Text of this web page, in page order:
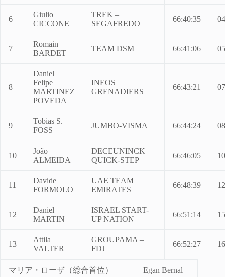
6
Giulio
CICCONE
TREK –
SEGAFREDO
66:40:35
7
Romain
BARDET
TEAM DSM 66:41:06
8
Daniel
Felipe
MARTINEZ
POVEDA
INEOS
GRENADIERS
66:43:21
9
Tobias S.
FOSS
JUMBO-VISMA 66:44:24
10
João
ALMEIDA
DECEUNINCK –
QUICK-STEP
66:46:05
11
Davide
FORMOLO
UAE TEAM
EMIRATES
66:48:39
12
Daniel
MARTIN
ISRAEL START-
UP NATION
66:51:14
13
Attila
VALTER
GROUPAMA –
FDJ
66:52:27
マリア・ローザ（総合首位） Egan Bernal